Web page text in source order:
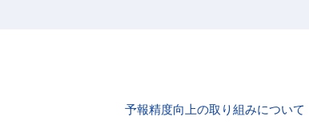
予報精度向上の取り組みについて